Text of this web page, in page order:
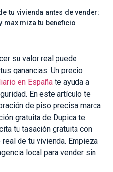
tu vivienda antes de vender:
maximiza tu beneficio
su valor real puede
ganancias. Un precio
en España te ayuda a
En este artículo te
de piso precisa marca
gratuita de Dupica te
tu tasación gratuita con
de tu vivienda. Empieza
local para vender sin